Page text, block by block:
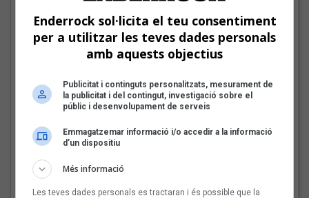
Bèrnia i la festa del pop
fusió al Sona9 2026
Les veus dels himnes del
Enderrock sol·licita el teu consentiment
per a utilitzar les teves dades personals
amb aquests objectius
Publicitat i continguts personalitzats, mesurament de
la publicitat i del contingut, investigació sobre el
públic i desenvolupament de serveis
Emmagatzemar informació i/o accedir a la informació
d’un dispositiu
Més informació
Les teves dades personals es tractaran i és possible que la